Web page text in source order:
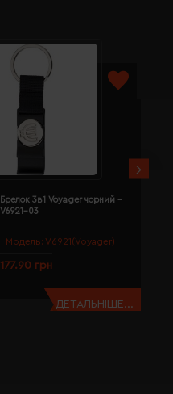
Модель: V6921(Voyager)
Брелок 3в1 Voyager чорний -
V6921-03
177.90 грн
ДЕТАЛЬНІШЕ...